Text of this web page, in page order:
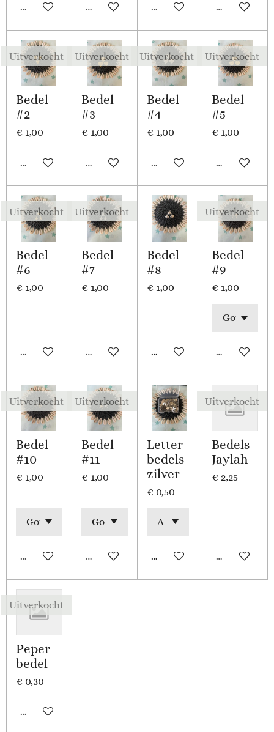
Uitverkocht Uitverkocht Uitverkocht Uitverkocht
Uitverkocht
Bedel
#2
€ 1,00
Uitverkocht
Uitverkocht
Bedel
#3
€ 1,00
Uitverkocht
Uitverkocht
Bedel
#4
€ 1,00
Uitverkocht
Uitverkocht
Bedel
#5
€ 1,00
Uitverkocht
Uitverkocht
Bedel
#6
€ 1,00
Uitverkocht
Uitverkocht
Bedel
#7
€ 1,00
Uitverkocht
Bedel
#8
€ 1,00
In winkelwagen
Uitverkocht
Bedel
#9
€ 1,00
Uitverkocht
Uitverkocht
Bedel
#10
€ 1,00
Uitverkocht
Uitverkocht
Bedel
#11
€ 1,00
Uitverkocht
Letter
bedels
zilver
€ 0,50
In winkelwagen
Uitverkocht
Bedels
Jaylah
€ 2,25
Uitverkocht
Uitverkocht
Peper
bedel
€ 0,30
Uitverkocht